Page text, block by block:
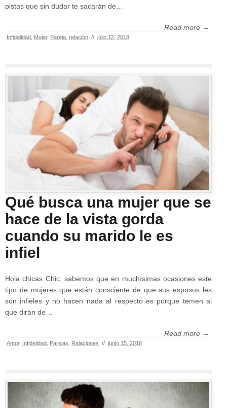
pistas que sin dudar te sacarán de…
Read more →
Infidelidad Mujer, Pareja relación // julio 12, 2018
Qué busca una mujer que se
hace de la vista gorda
cuando su marido le es
infiel
Hola chicas Chic, sabemos que en muchísimas ocasiones este
tipo de mujeres que están consciente de que sus esposos les
son infieles y no hacen nada al respecto es porque temen al
que dirán de…
Read more →
Amor, Infidelidad Parejas Relaciones // junio 15, 2018